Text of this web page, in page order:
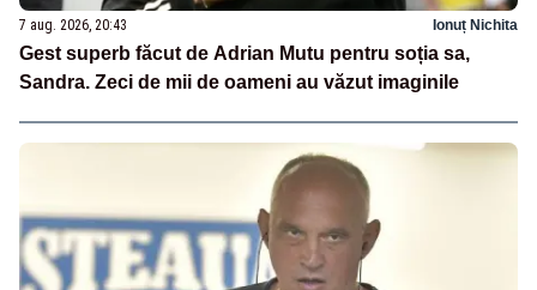
7 aug. 2026, 20:43 Ionuț Nichita
Gest superb făcut de Adrian Mutu pentru soția sa,
Sandra. Zeci de mii de oameni au văzut imaginile